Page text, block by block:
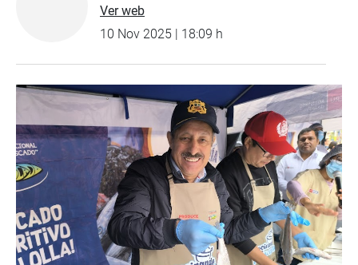
Ver web
10 Nov 2025 | 18:09 h